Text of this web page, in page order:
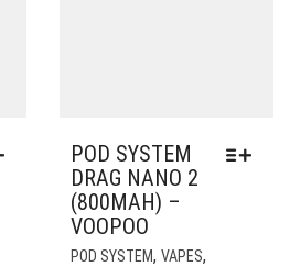
PRODUTO
POD SYSTEM
DRAG NANO 2
(800MAH) –
VOOPOO
POD SYSTEM, VAPES,